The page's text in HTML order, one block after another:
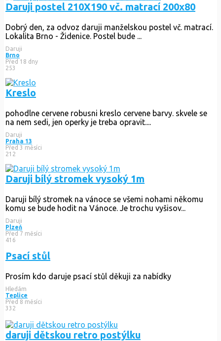
Daruji postel 210X190 vč. matrací 200x80
Dobrý den, za odvoz daruji manželskou postel vč. matrací.
Lokalita Brno - Židenice. Postel bude ...
Daruji
Brno
Před 18 dny
253
Kreslo
pohodlne cervene robusni kreslo cervene barvy. skvele se
na nem sedi, jen operky je treba opravit....
Daruji
Praha 13
Před 3 měsíci
212
Daruji bílý stromek vysoký 1m
Daruji bílý stromek na vánoce se všemi nohami někomu
komu se bude hodit na Vánoce. Je trochu vyšisov...
Daruji
Plzeň
Před 7 měsíci
416
Psací stůl
Prosím kdo daruje psací stůl děkuji za nabídky
Hledám
Teplice
Před 8 měsíci
332
daruji dětskou retro postýlku